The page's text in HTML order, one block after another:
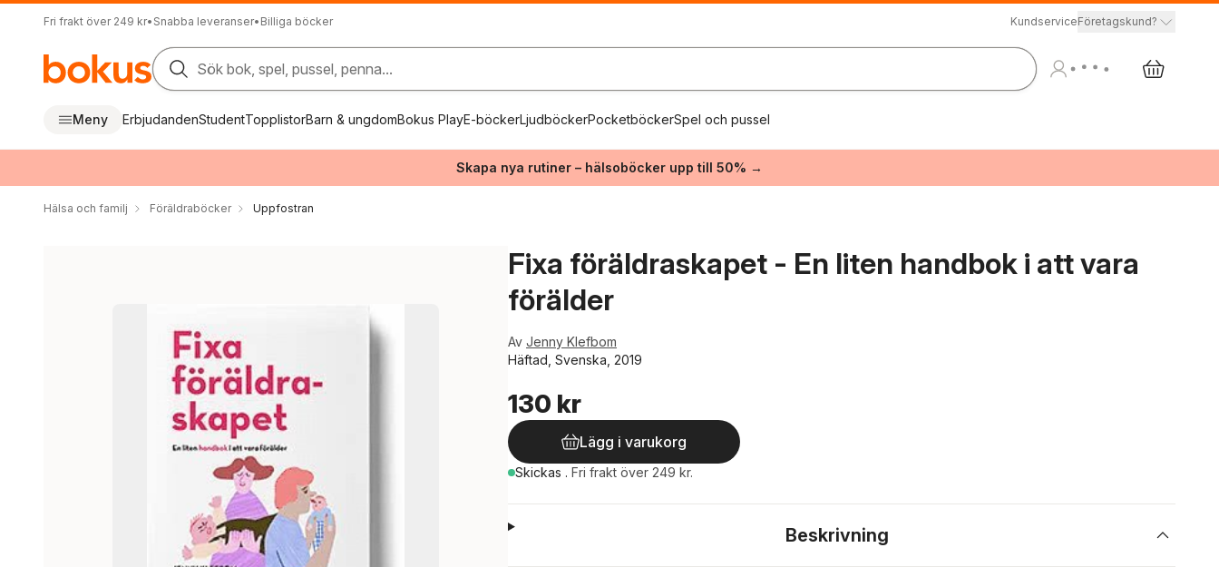
Fri frakt över 249 kr• Snabba leveranser• Billiga böcker KundserviceFöretagskund?
Sök bok, spel, pussel, penna...
Meny ErbjudandenStudentTopplistorBarn & ungdomBokus PlayE-böckerLjudböckerPocketböckerSpel och pussel
Skapa nya rutiner – hälsoböcker upp till 50% →
Hälsa och familj Föräldraböcker Uppfostran
Fixa föräldraskapet - En liten handbok i att vara
förälder
Av Jenny Klefbom
Häftad, Svenska, 2019
130 kr
Lägg i varukorg
Skickas . Fri frakt över 249 kr.
Beskrivning